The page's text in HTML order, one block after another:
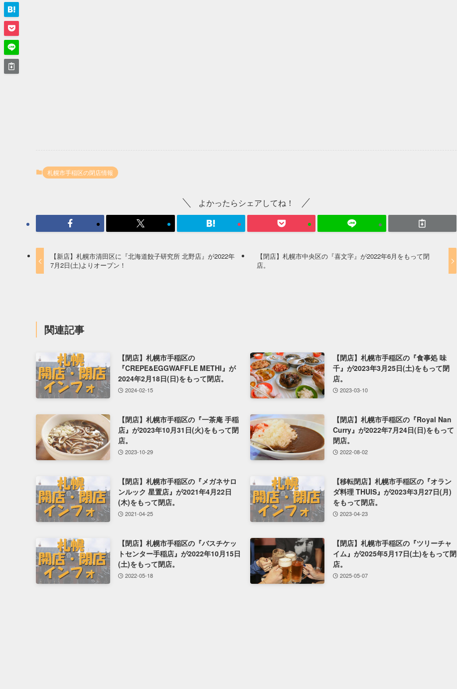
札幌市手稲区の閉店情報
よかったらシェアしてね！
【新店】札幌市清田区に『北海道餃子研究所 北野店』が2022年
7月2日(土)よりオープン！
【閉店】札幌市中央区の『喜文字』が2022年6月をもって閉
店。
関連記事
【閉店】札幌市手稲区の
『CREPE&EGGWAFFLE METHI』が
2024年2月18日(日)をもって閉店。
2024-02-15
【閉店】札幌市手稲区の『食事処 味
千』が2023年3月25日(土)をもって閉
店。
2023-03-10
【閉店】札幌市手稲区の『一茶庵 手稲
店』が2023年10月31日(火)をもって閉
店。
2023-10-29
【閉店】札幌市手稲区の『Royal Nan
Curry』が2022年7月24日(日)をもって
閉店。
2022-08-02
【閉店】札幌市手稲区の『メガネサロ
ンルック 星置店』が2021年4月22日
(木)をもって閉店。
2021-04-25
【移転閉店】札幌市手稲区の『オラン
ダ料理 THUIS』が2023年3月27日(月)
をもって閉店。
2023-04-23
【閉店】札幌市手稲区の『バスチケッ
トセンター手稲店』が2022年10月15日
(土)をもって閉店。
2022-05-18
【閉店】札幌市手稲区の『ツリーチャ
イム』が2025年5月17日(土)をもって閉
店。
2025-05-07